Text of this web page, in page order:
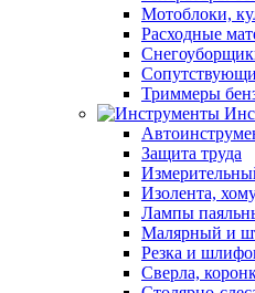
Мотоблоки,
Расходные
Триммеры
Защита труда
Изолента,
Лампы
Малярный и
Резка и
Сверла,